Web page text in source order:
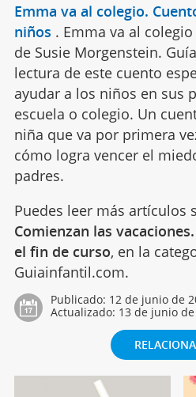
Emma va al colegio.
niños . Emma va al
de Susie Morgenstein.
lectura de este cuento
ayudar a los niños en sus
escuela o colegio. Un
niña que va por primera
cómo logra vencer el
padres.
Puedes leer más artículos
Comienzan las
el fin de curso, en la
Guiainfantil.com.
Publicado: 12 de junio de
Actualizado: 13 de junio